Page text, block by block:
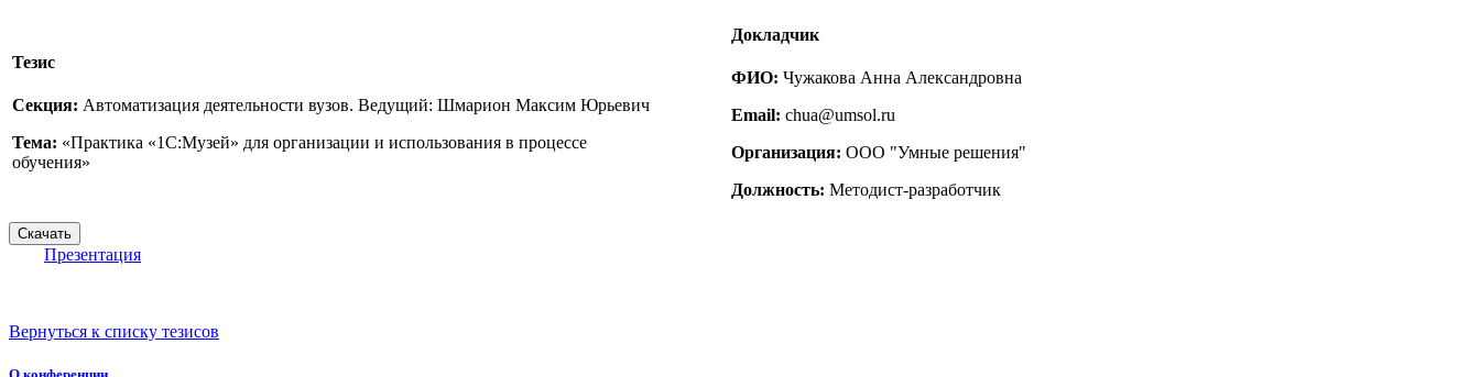
Тезис
Секция: Автоматизация деятельности вузов. Ведущий: Шмарион Максим Юрьевич
Тема: «Практика «1С:Музей» для организации и использования в процессе
обучения»
Докладчик
ФИО: Чужакова Анна Александровна
Email: chua@umsol.ru
Организация: ООО "Умные решения"
Должность: Методист-разработчик
Презентация
Вернуться к списку тезисов